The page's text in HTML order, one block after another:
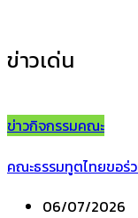
ข่าวเด่น
ข่าวกิจกรรมคณะ
คณะธรรมทูตไทยขอร่
06/07/2026